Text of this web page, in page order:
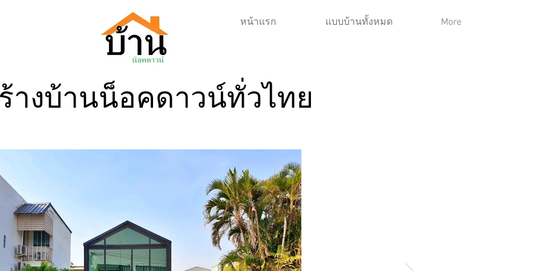
างบ้านน็อคดาวน์ทั่วไทย
หน้าแรก แบบบ้านทั้งหมด More